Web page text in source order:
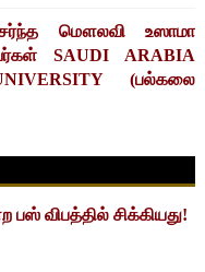
மௌலவி உஸாமா
SAUDI ARABIA
(பல்கலை
பஸ் விபத்தில் சிக்கியது!